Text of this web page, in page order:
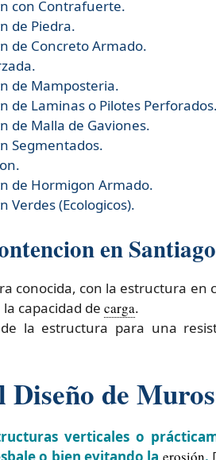
con Contrafuerte.
de Piedra.
de Concreto Armado.
de Mamposteria.
de Laminas o Pilotes
de Malla de Gaviones.
Segmentados.
de Hormigon Armado.
Verdes (Ecologicos).
en
conocida, con la estructura en
capacidad de carga.
la estructura para una
Diseño de
verticales o